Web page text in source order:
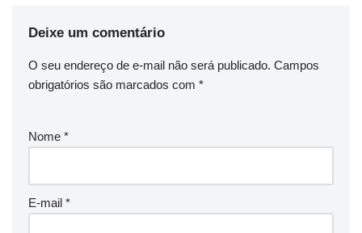
Deixe um comentário
O seu endereço de e-mail não será publicado. Campos
obrigatórios são marcados com *
Nome *
E-mail *